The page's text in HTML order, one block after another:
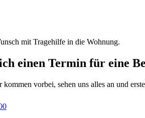
mit Tragehilfe in die Wohnung.
einen Termin für eine
vorbei, sehen uns alles an und